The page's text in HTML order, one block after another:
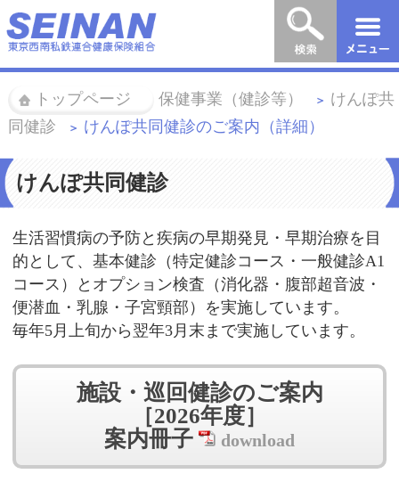
トップページ 保健事業（健診等） ＞
けんぽ共
同健診 ＞ けんぽ共同健診のご案内（詳細）
けんぽ共同健診
生活習慣病の予防と疾病の早期発見・早期治療を目
的として、基本健診（特定健診コース・一般健診A1
コース）とオプション検査（消化器・腹部超音波・
便潜血・乳腺・子宮頸部）を実施しています。
毎年5月上旬から翌年3月末まで実施しています。
施設・巡回健診のご案内
［2026年度］
案内冊子
download